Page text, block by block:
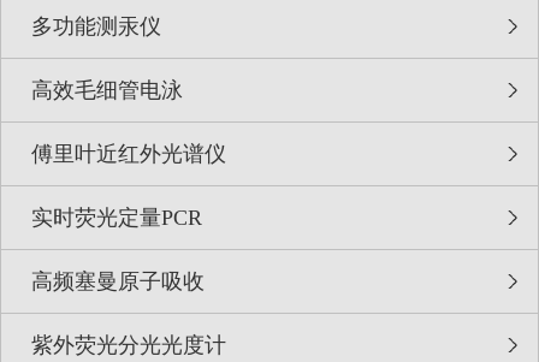
多功能测汞仪
高效毛细管电泳
傅里叶近红外光谱仪
实时荧光定量PCR
高频塞曼原子吸收
紫外荧光分光光度计